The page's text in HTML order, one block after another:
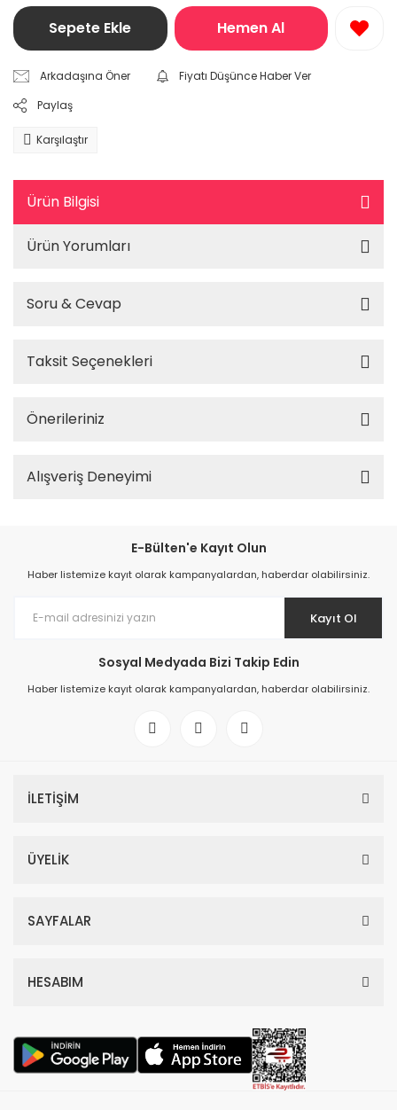
Sepete Ekle Hemen Al
Arkadaşına Öner
Fiyatı Düşünce Haber Ver
Paylaş
Karşılaştır
Ürün Bilgisi
Ürün Yorumları
Soru & Cevap
Taksit Seçenekleri
Önerileriniz
Alışveriş Deneyimi
E-Bülten'e Kayıt Olun
Haber listemize kayıt olarak kampanyalardan, haberdar olabilirsiniz.
Kayıt Ol
Sosyal Medyada Bizi Takip Edin
Haber listemize kayıt olarak kampanyalardan, haberdar olabilirsiniz.
İLETİŞİM
ÜYELİK
SAYFALAR
HESABIM